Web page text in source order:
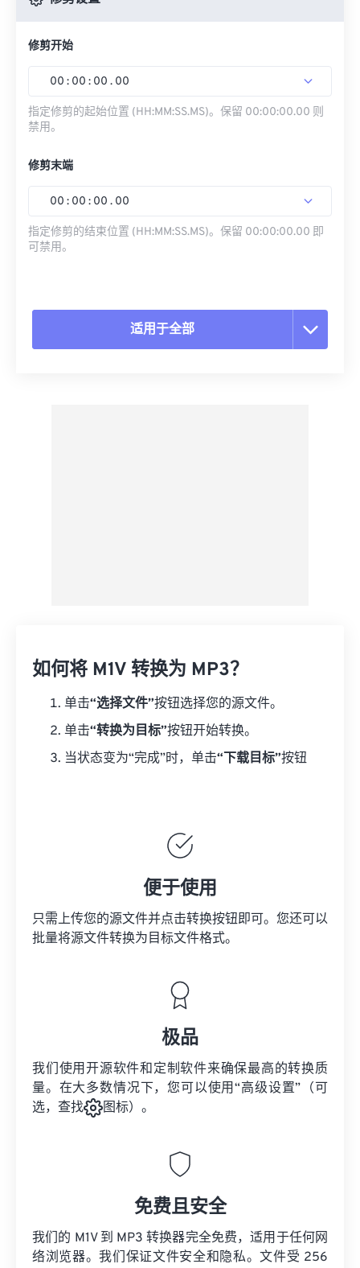
修剪开始
00 : 00 : 00 . 00
指定修剪的起始位置 (HH:MM:SS.MS)。保留 00:00:00.00 则
禁用。
修剪末端
00 : 00 : 00 . 00
指定修剪的结束位置 (HH:MM:SS.MS)。保留 00:00:00.00 即
可禁用。
适用于全部
如何将 M1V 转换为 MP3？
单击“选择文件”按钮选择您的源文件。
单击“转换为目标”按钮开始转换。
当状态变为“完成”时，单击“下载目标”按钮
便于使用
只需上传您的源文件并点击转换按钮即可。您还可以
批量将源文件转换为目标文件格式。
极品
我们使用开源软件和定制软件来确保最高的转换质
量。在大多数情况下，您可以使用“高级设置”（可
选，查找
图标）。
免费且安全
我们的 M1V 到 MP3 转换器完全免费，适用于任何网
络浏览器。我们保证文件安全和隐私。文件受 256